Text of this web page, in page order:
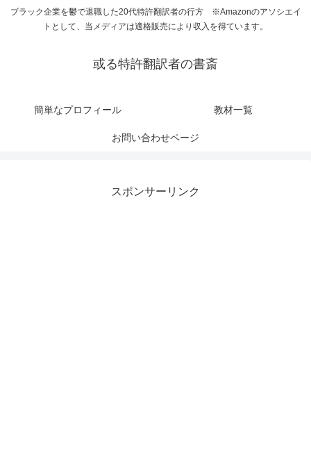
ブラック企業を鬱で退職した20代特許翻訳者の行方 ※Amazonのアソシエイ
トとして、当メディアは適格販売により収入を得ています。
或る特許翻訳者の書斎
簡単なプロフィール 教材一覧
お問い合わせページ
スポンサーリンク